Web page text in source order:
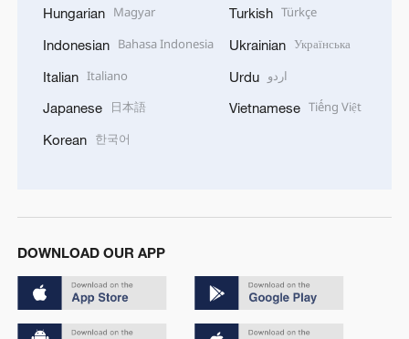
Hungarian Magyar
Indonesian Bahasa Indonesia
Italian Italiano
Japanese 日本語
Korean 한국어
Turkish Türkçe
Ukrainian Українська
Urdu اردو
Vietnamese Tiếng Việt
DOWNLOAD OUR APP